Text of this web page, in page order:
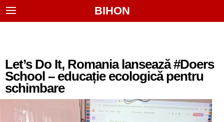
BIHON
Let’s Do It, Romania lansează #Doers
School – educație ecologică pentru
schimbare